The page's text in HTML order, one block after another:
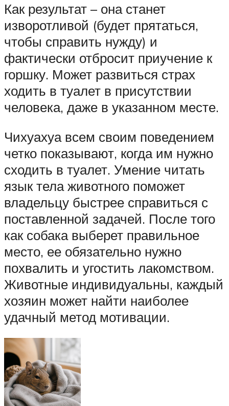
Как результат – она станет
изворотливой (будет прятаться,
чтобы справить нужду) и
фактически отбросит приучение к
горшку. Может развиться страх
ходить в туалет в присутствии
человека, даже в указанном месте.
Чихуахуа всем своим поведением
четко показывают, когда им нужно
сходить в туалет. Умение читать
язык тела животного поможет
владельцу быстрее справиться с
поставленной задачей. После того
как собака выберет правильное
место, ее обязательно нужно
похвалить и угостить лакомством.
Животные индивидуальны, каждый
хозяин может найти наиболее
удачный метод мотивации.